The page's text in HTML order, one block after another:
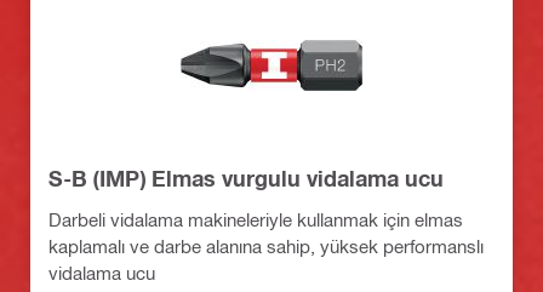
S-B (IMP) Elmas vurgulu vidalama ucu
Darbeli vidalama makineleriyle kullanmak için elmas
kaplamalı ve darbe alanına sahip, yüksek performanslı
vidalama ucu